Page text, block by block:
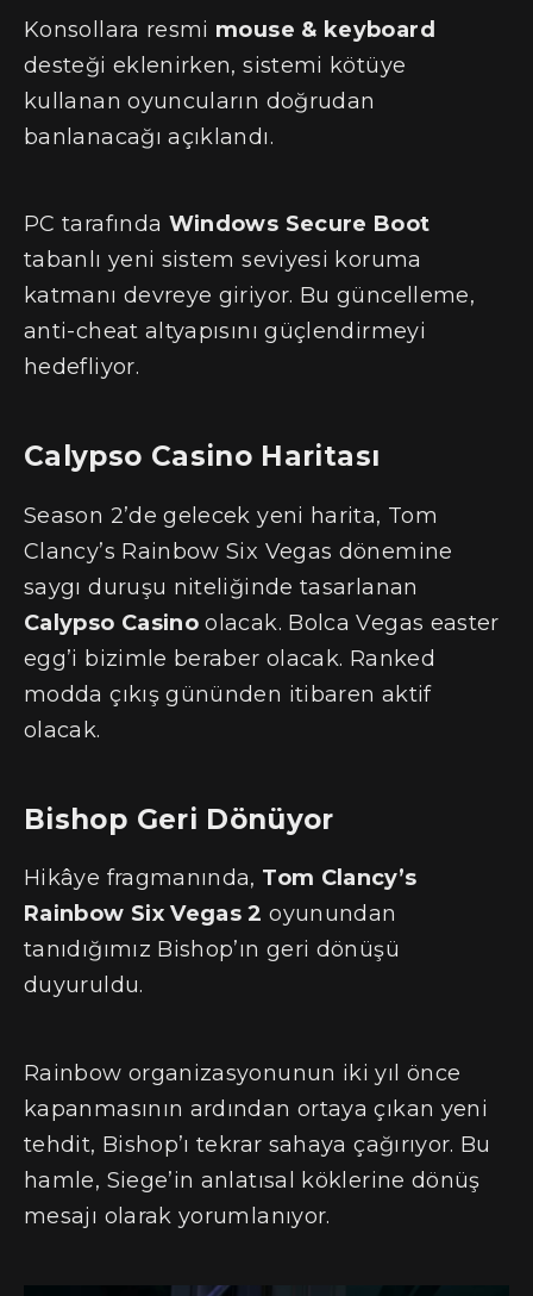
Konsollara resmi mouse & keyboard
desteği eklenirken, sistemi kötüye
kullanan oyuncuların doğrudan
banlanacağı açıklandı.
PC tarafında Windows Secure Boot
tabanlı yeni sistem seviyesi koruma
katmanı devreye giriyor. Bu güncelleme,
anti-cheat altyapısını güçlendirmeyi
hedefliyor.
Calypso Casino Haritası
Season 2’de gelecek yeni harita, Tom
Clancy’s Rainbow Six Vegas dönemine
saygı duruşu niteliğinde tasarlanan
Calypso Casino olacak. Bolca Vegas easter
egg’i bizimle beraber olacak. Ranked
modda çıkış gününden itibaren aktif
olacak.
Bishop Geri Dönüyor
Hikâye fragmanında, Tom Clancy’s
Rainbow Six Vegas 2 oyunundan
tanıdığımız Bishop’ın geri dönüşü
duyuruldu.
Rainbow organizasyonunun iki yıl önce
kapanmasının ardından ortaya çıkan yeni
tehdit, Bishop’ı tekrar sahaya çağırıyor. Bu
hamle, Siege’in anlatısal köklerine dönüş
mesajı olarak yorumlanıyor.